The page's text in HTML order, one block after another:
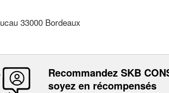
33000 Bordeaux
Recommandez SKB
soyez en récompensés